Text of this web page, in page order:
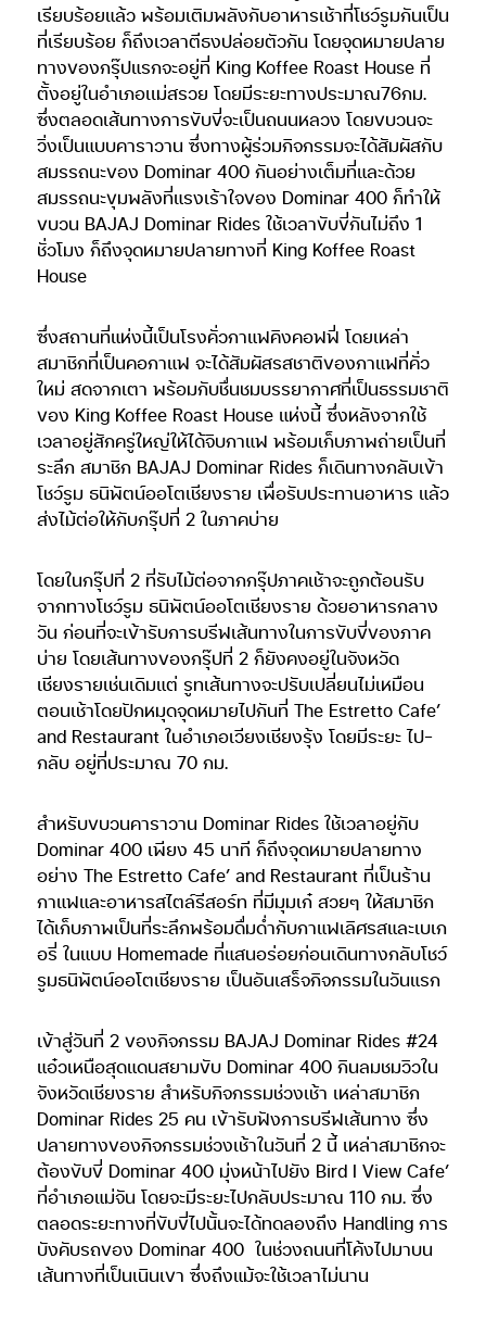
เรียบร้อยแล้ว พร้อมเติมพลังกับอาหารเช้าที่โชว์รูมกันเป็น
ที่เรียบร้อย ก็ถึงเวลาตีธงปล่อยตัวกัน โดยจุดหมายปลาย
ทางของกรุ๊ปแรกจะอยู่ที่ King Koffee Roast House ที่
ตั้งอยู่ในอำเภอเเม่สรวย โดยมีระยะทางประมาณ76กม.
ซึ่งตลอดเส้นทางการขับขี่จะเป็นถนนหลวง โดยขบวนจะ
วิ่งเป็นแบบคาราวาน ซึ่งทางผู้ร่วมกิจกรรมจะได้สัมผัสกับ
สมรรถนะของ Dominar 400 กันอย่างเต็มที่และด้วย
สมรรถนะขุมพลังที่แรงเร้าใจของ Dominar 400 ก็ทำให้
ขบวน BAJAJ Dominar Rides ใช้เวลาขับขี่กันไม่ถึง 1
ชั่วโมง ก็ถึงจุดหมายปลายทางที่ King Koffee Roast
House
ซึ่งสถานที่แห่งนี้เป็นโรงคั่วกาแฟคิงคอฟฟี่ โดยเหล่า
สมาชิกที่เป็นคอกาแฟ จะได้สัมผัสรสชาติของกาแฟที่คั่ว
ใหม่ สดจากเตา พร้อมกับชื่นชมบรรยากาศที่เป็นธรรมชาติ
ของ King Koffee Roast House แห่งนี้ ซึ่งหลังจากใช้
เวลาอยู่สักครู่ใหญ่ให้ได้จิบกาแฟ พร้อมเก็บภาพถ่ายเป็นที่
ระลึก สมาชิก BAJAJ Dominar Rides ก็เดินทางกลับเข้า
โชว์รูม ธนิพัตน์ออโตเชียงราย เพื่อรับประทานอาหาร แล้ว
ส่งไม้ต่อให้กับกรุ๊ปที่ 2 ในภาคบ่าย
โดยในกรุ๊ปที่ 2 ที่รับไม้ต่อจากกรุ๊ปภาคเช้าจะถูกต้อนรับ
จากทางโชว์รูม ธนิพัตน์ออโตเชียงราย ด้วยอาหารกลาง
วัน ก่อนที่จะเข้ารับการบรีฟเส้นทางในการขับขี่ของภาค
บ่าย โดยเส้นทางของกรุ๊ปที่ 2 ก็ยังคงอยู่ในจังหวัด
เชียงรายเช่นเดิมแต่ รูทเส้นทางจะปรับเปลี่ยนไม่เหมือน
ตอนเช้าโดยปักหมุดจุดหมายไปกันที่ The Estretto Cafe’
and Restaurant ในอำเภอเวียงเชียงรุ้ง โดยมีระยะ ไป-
กลับ อยู่ที่ประมาณ 70 กม.
สำหรับขบวนคาราวาน Dominar Rides ใช้เวลาอยู่กับ
Dominar 400 เพียง 45 นาที ก็ถึงจุดหมายปลายทาง
อย่าง The Estretto Cafe’ and Restaurant ที่เป็นร้าน
กาแฟและอาหารสไตล์รีสอร์ท ที่มีมุมเก๋ สวยๆ ให้สมาชิก
ได้เก็บภาพเป็นที่ระลึกพร้อมดื่มด่ำกับกาแฟเลิศรสและเบเก
อรี่ ในแบบ Homemade ที่แสนอร่อยก่อนเดินทางกลับโชว์
รูมธนิพัตน์ออโตเชียงราย เป็นอันเสร็จกิจกรรมในวันแรก
เข้าสู่วันที่ 2 ของกิจกรรม BAJAJ Dominar Rides #24
แอ๋วเหนือสุดแดนสยามขับ Dominar 400 กินลมชมวิวใน
จังหวัดเชียงราย สำหรับกิจกรรมช่วงเช้า เหล่าสมาชิก
Dominar Rides 25 คน เข้ารับฟังการบรีฟเส้นทาง ซึ่ง
ปลายทางของกิจกรรมช่วงเช้าในวันที่ 2 นี้ เหล่าสมาชิกจะ
ต้องขับขี่ Dominar 400 มุ่งหน้าไปยัง Bird I View Cafe’
ที่อำเภอแม่จัน โดยจะมีระยะไปกลับประมาณ 110 กม. ซึ่ง
ตลอดระยะทางที่ขับขี่ไปนั้นจะได้ทดลองถึง Handling การ
บังคับรถของ Dominar 400 ในช่วงถนนที่โค้งไปมาบน
เส้นทางที่เป็นเนินเขา ซึ่งถึงแม้จะใช้เวลาไม่นาน